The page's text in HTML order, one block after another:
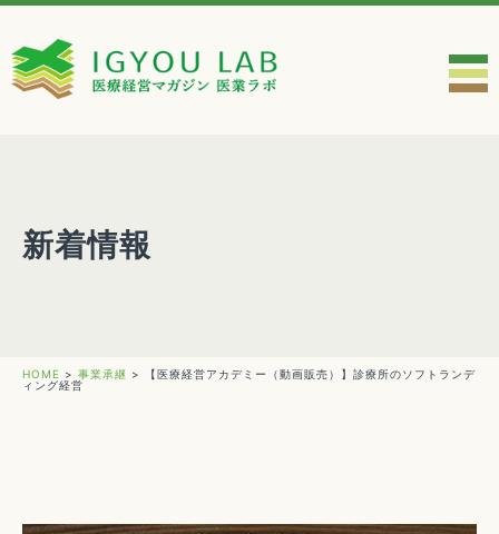
新着情報
HOME > 事業承継 >
【医療経営アカデミー（動画販売）】診療所のソフトランデ
ィング経営